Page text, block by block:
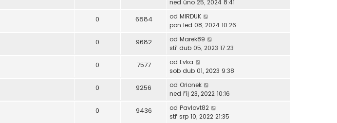
ned úno 25, 2024 8:41
0 6884 od MIRDUK
pon led 08, 2024 10:26
0 9682 od Marek89
stř dub 05, 2023 17:23
0 7577 od Evka
sob dub 01, 2023 9:38
0 9256 od Orionek
ned říj 23, 2022 10:16
0 9436 od Pavlovt82
stř srp 10, 2022 21:35